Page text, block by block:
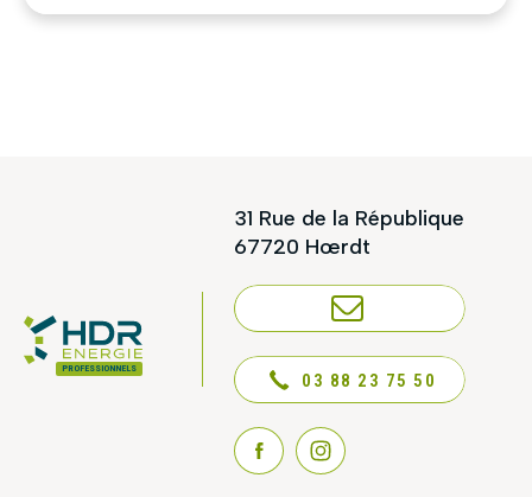
PROFESSIONNELS
31 Rue de la République
67720 Hœrdt
NOUS CONTACTER
03 88 23 75 50